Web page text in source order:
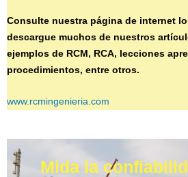
Consulte nuestra página de internet
descargue muchos de nuestros
ejemplos de RCM, RCA, lecciones
procedimientos, entre otros.
www.rcmingenieria.com
Mida la